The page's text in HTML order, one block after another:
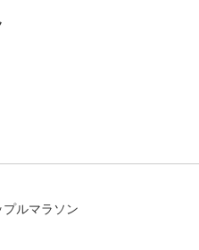
ルマラソン